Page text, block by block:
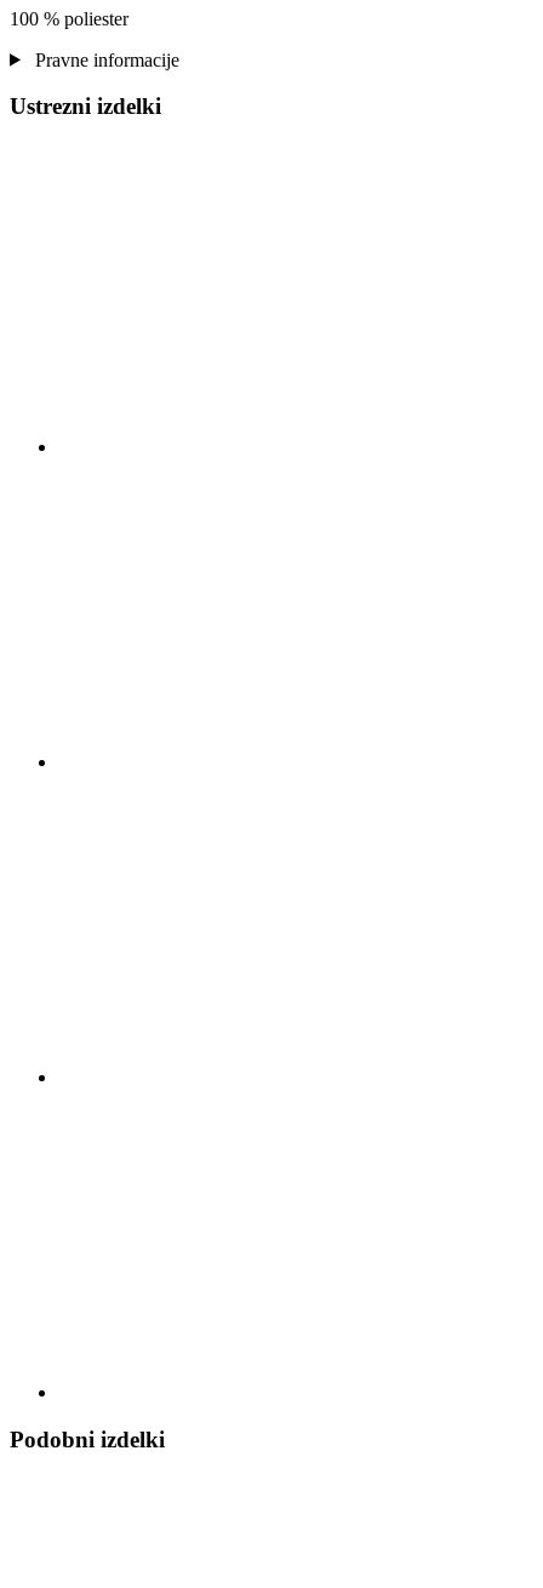
100 % poliester
Pravne informacije
Ustrezni izdelki
Podobni izdelki